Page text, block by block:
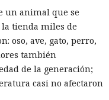
un animal que se
tienda miles de
oso, ave, gato, perro,
también
de la generación;
casi no afectaron